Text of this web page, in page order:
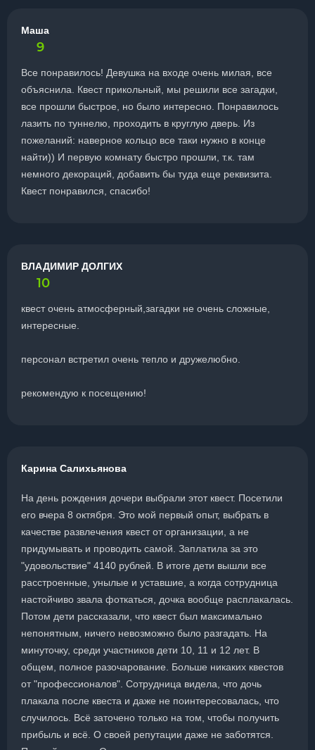
Маша
9
Все понравилось! Девушка на входе очень милая, все
объяснила. Квест прикольный, мы решили все загадки,
все прошли быстрое, но было интересно. Понравилось
лазить по туннелю, проходить в круглую дверь. Из
пожеланий: наверное кольцо все таки нужно в конце
найти)) И первую комнату быстро прошли, т.к. там
немного декораций, добавить бы туда еще реквизита.
Квест понравился, спасибо!
ВЛАДИМИР ДОЛГИХ
10
квест очень атмосферный,загадки не очень сложные,
интересные.
персонал встретил очень тепло и дружелюбно.
рекомендую к посещению!
Карина Салихьянова
На день рождения дочери выбрали этот квест. Посетили
его вчера 8 октября. Это мой первый опыт, выбрать в
качестве развлечения квест от организации, а не
придумывать и проводить самой. Заплатила за это
"удовольствие" 4140 рублей. В итоге дети вышли все
расстроенные, унылые и уставшие, а когда сотрудница
настойчиво звала фоткаться, дочка вообще расплакалась.
Потом дети рассказали, что квест был максимально
непонятным, ничего невозможно было разгадать. На
минуточку, среди участников дети 10, 11 и 12 лет. В
общем, полное разочарование. Больше никаких квестов
от "профессионалов". Сотрудница видела, что дочь
плакала после квеста и даже не поинтересовалась, что
случилось. Всё заточено только на том, чтобы получить
прибыль и всё. О своей репутации даже не заботятся.